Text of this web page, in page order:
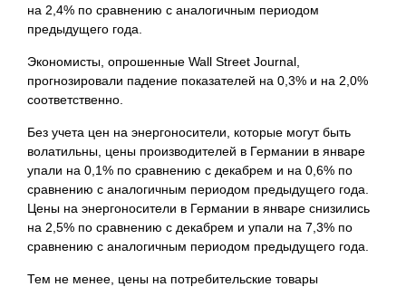
на 2,4% по сравнению с аналогичным периодом
предыдущего года.
Экономисты, опрошенные Wall Street Journal,
прогнозировали падение показателей на 0,3% и на 2,0%
соответственно.
Без учета цен на энергоносители, которые могут быть
волатильны, цены производителей в Германии в январе
упали на 0,1% по сравнению с декабрем и на 0,6% по
сравнению с аналогичным периодом предыдущего года.
Цены на энергоносители в Германии в январе снизились
на 2,5% по сравнению с декабрем и упали на 7,3% по
сравнению с аналогичным периодом предыдущего года.
Тем не менее, цены на потребительские товары